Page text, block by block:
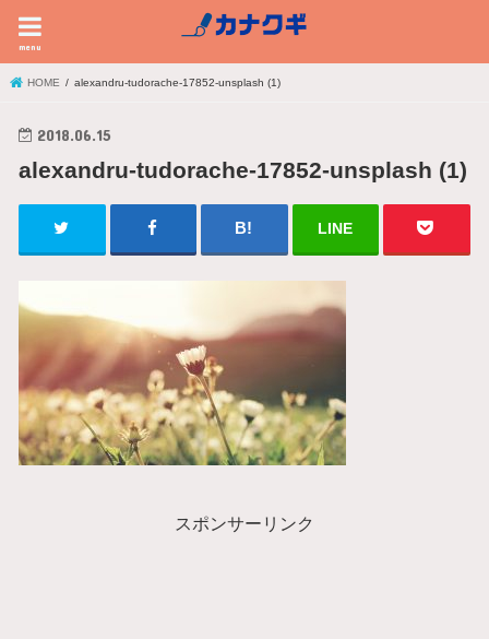
menu
HOME alexandru-tudorache-17852-unsplash (1)
2018.06.15
alexandru-tudorache-17852-unsplash (1)
LINE
スポンサーリンク